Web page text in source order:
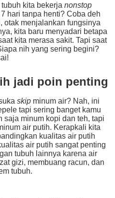
kita bekerja nonstop
hari tanpa henti? Coba deh
otak menjalankan fungsinya
kita baru menyadari betapa
kita merasa sakit. Tapi saat
nih yang sering begini?
jadi poin penting
skip minum air? Nah, ini
tapi sering banget kamu
saja minum kopi dan teh, tapi
air putih. Kerapkali kita
kualitas air putih
air putih sangat penting
tubuh lainnya karena air
gizi, membuang racun, dan
tubuh.